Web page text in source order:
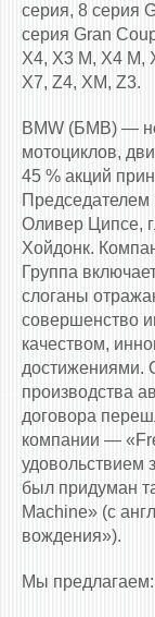
серия, 8 серия
серия Gran
X4, X3 M, X4 M,
X7, Z4, XM, Z3.
BMW (БМВ) —
мотоциклов,
45 % акций
Председателем
Оливер Ципсе,
Хойдонк.
Группа
слоганы
совершенство
качеством,
достижениями.
производства
договора
компании —
удовольствием
был придуман
Machine» (с
вождения»).
Мы предлагаем: